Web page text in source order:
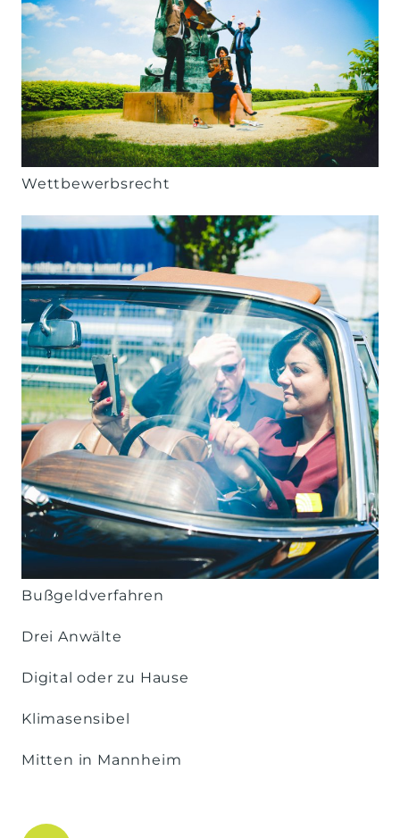
Wettbewerbsrecht
Bußgeldverfahren
Drei Anwälte
Digital oder zu Hause
Klimasensibel
Mitten in Mannheim